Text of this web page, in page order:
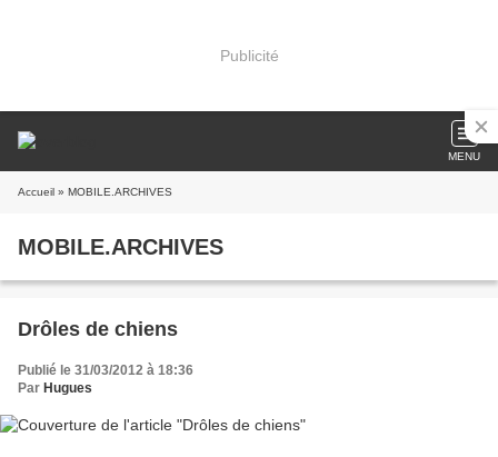
Publicité
MENU
Accueil » MOBILE.ARCHIVES
MOBILE.ARCHIVES
Drôles de chiens
Publié le 31/03/2012 à 18:36
Par Hugues